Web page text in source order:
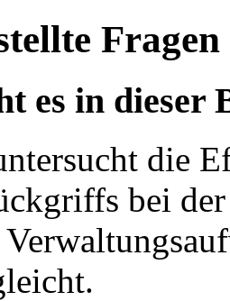
Fragen
es in dieser
die
bei